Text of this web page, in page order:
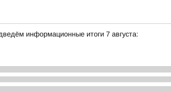
информационные итоги 7 августа: